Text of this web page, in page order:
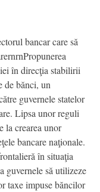
bancar care să
în direcţia stabilirii
de bănci, un
guvernele statelor
Lipsa unor reguli
la crearea unor
bancare naţionale.
în situaţia
guvernele să utilizeze
taxe impuse băncilor